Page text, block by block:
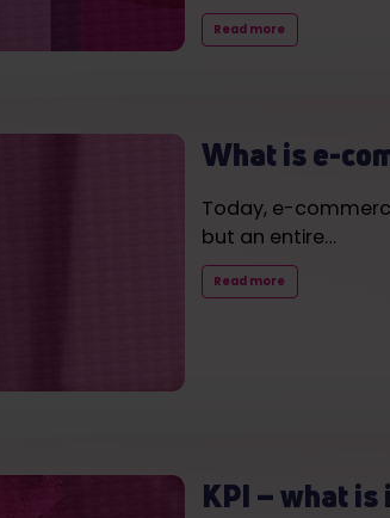
Read more
What is e-
Today, e-
but an entire…
Read more
KPI – what